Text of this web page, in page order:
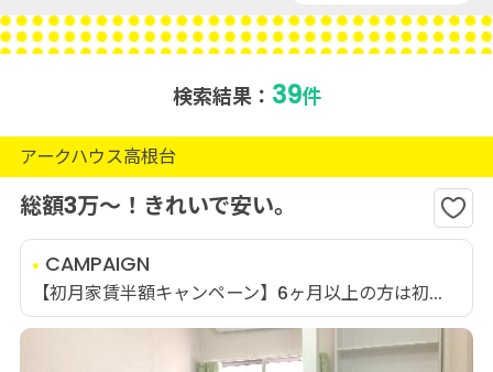
検索結果： 39件
アークハウス高根台
総額3万～！きれいで安い。
CAMPAIGN
【初月家賃半額キャンペーン】6ヶ月以上の方は初...